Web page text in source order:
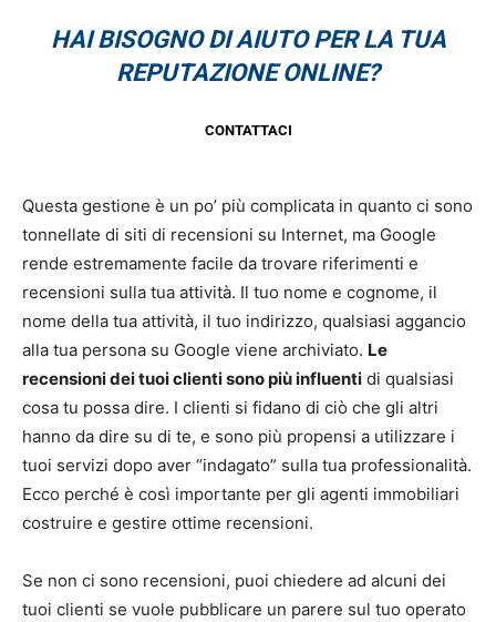
HAI BISOGNO DI AIUTO PER LA TUA
REPUTAZIONE ONLINE?
CONTATTACI
Questa gestione è un po’ più complicata in quanto ci sono
tonnellate di siti di recensioni su Internet, ma Google
rende estremamente facile da trovare riferimenti e
recensioni sulla tua attività. Il tuo nome e cognome, il
nome della tua attività, il tuo indirizzo, qualsiasi aggancio
alla tua persona su Google viene archiviato. Le
recensioni dei tuoi clienti sono più influenti di qualsiasi
cosa tu possa dire. I clienti si fidano di ciò che gli altri
hanno da dire su di te, e sono più propensi a utilizzare i
tuoi servizi dopo aver “indagato” sulla tua professionalità.
Ecco perché è così importante per gli agenti immobiliari
costruire e gestire ottime recensioni.
Se non ci sono recensioni, puoi chiedere ad alcuni dei
tuoi clienti se vuole pubblicare un parere sul tuo operato